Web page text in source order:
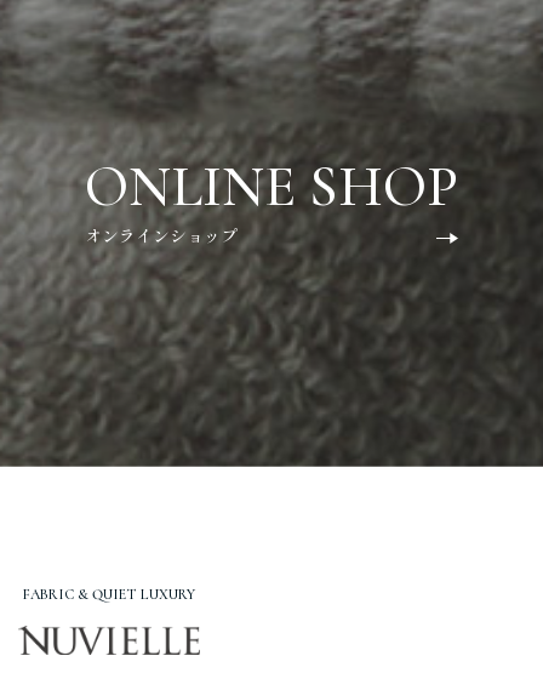
ONLINE SHOP
オンラインショップ
FABRIC & QUIET LUXURY